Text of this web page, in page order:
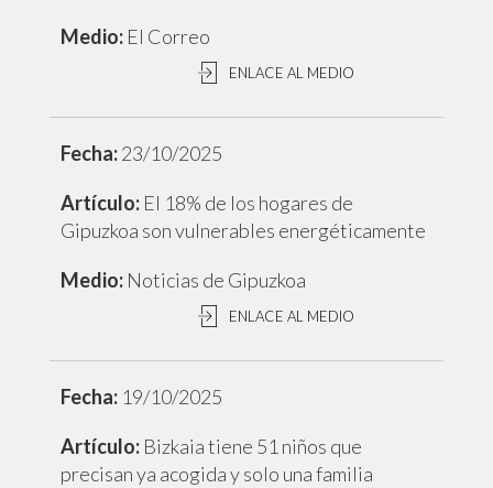
El Correo
ENLACE AL MEDIO
23/10/2025
El 18% de los hogares de
Gipuzkoa son vulnerables energéticamente
Noticias de Gipuzkoa
ENLACE AL MEDIO
19/10/2025
Bizkaia tiene 51 niños que
precisan ya acogida y solo una familia